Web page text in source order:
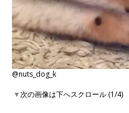
@nuts_dog_k
▼次の画像は下へスクロール (1/4)